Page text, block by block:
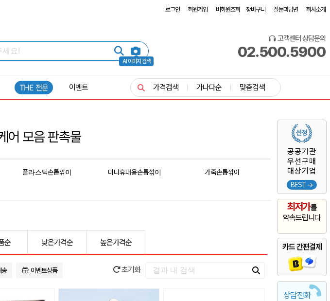
로그인 회원가입 비회원조회 장바구니 질문과답변 회사소개
AI 이미지 검색
고객센터 상담문의
02.500.5900
공공기관
우선구매
대상기업
BEST →
최저가를
약속드립니다
카드 간편결제
상담전화
THE 전문 이벤트 가격검색 가나다순 맞춤검색
어 모음 판촉물
플라스틱손톱깎이 미니휴대용손톱깎이
가죽손톱깎이
순 낮은가격순 높은가격순
송 이벤트상품 초기화